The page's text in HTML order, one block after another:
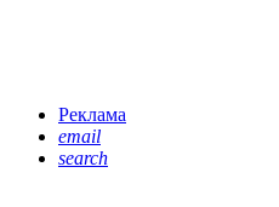
Реклама
email
search